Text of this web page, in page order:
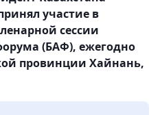
участие в
сессии
(БАФ), ежегодно
провинции Хайнань,